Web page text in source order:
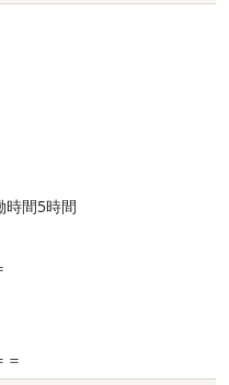
時間5時間
＝